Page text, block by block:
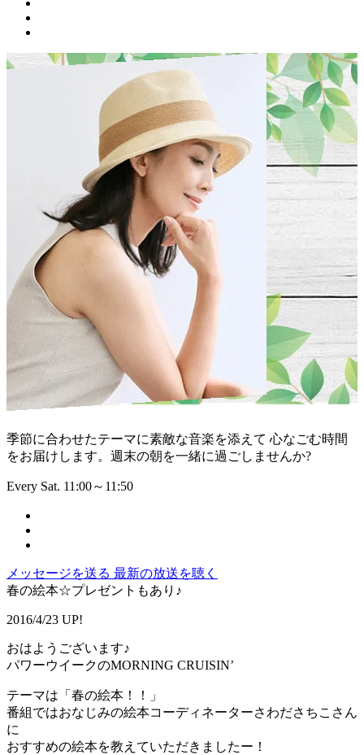
季節に合わせたテーマに素敵な音楽を添えて 心なごむ時間
をお届けします。週末の朝を一緒に過ごしませんか?
Every Sat. 11:00～11:50
メッセージを送る 最新の放送を聴く
春の絵本☆プレゼントもあり♪
2016/4/23 UP!
おはようございます♪
パワーウイークのMORNING CRUISIN’
テーマは「春の絵本！！」
番組ではおなじみの絵本コーディネーターさわださちこさん
に
おすすめの絵本を教えていただきましたー！